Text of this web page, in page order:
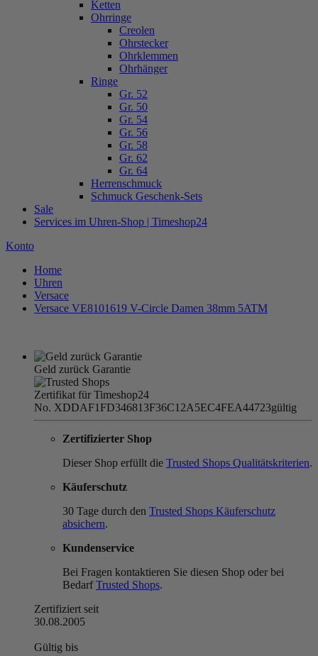
Ketten
Ohrringe
Creolen
Ohrstecker
Ohrklemmen
Ohrhänger
Ringe
Gr. 52
Gr. 50
Gr. 54
Gr. 56
Gr. 58
Gr. 62
Gr. 64
Herrenschmuck
Schmuck Geschenk-Sets
Sale
Services im Uhren-Shop | Timeshop24
Konto
Home
Uhren
Versace
Versace VE8101619 V-Circle Damen 38mm 5ATM
Geld zurück Garantie
Zertifikat für Timeshop24
No. XDDAF1FD346813F36C12A5EC4FEA44723gültig
Zertifizierter Shop
Dieser Shop erfüllt die Trusted Shops Qualitätskriterien.
Käuferschutz
30 Tage durch den Trusted Shops Käuferschutz
absichern.
Kundenservice
Bei Fragen kontaktieren Sie diesen Shop oder bei
BedarfTrusted Shops.
Zertifiziert seit
30.08.2005
Gültig bis